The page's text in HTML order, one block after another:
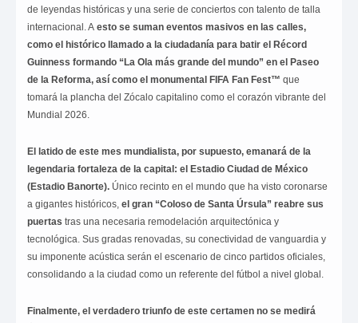
de leyendas históricas y una serie de conciertos con talento de talla
internacional. A esto se suman eventos masivos en las calles,
como el histórico llamado a la ciudadanía para batir el Récord
Guinness formando “La Ola más grande del mundo” en el Paseo
de la Reforma, así como el monumental FIFA Fan Fest™ que
tomará la plancha del Zócalo capitalino como el corazón vibrante del
Mundial 2026.
El latido de este mes mundialista, por supuesto, emanará de la
legendaria fortaleza de la capital: el Estadio Ciudad de México
(Estadio Banorte). Único recinto en el mundo que ha visto coronarse
a gigantes históricos, el gran “Coloso de Santa Úrsula” reabre sus
puertas tras una necesaria remodelación arquitectónica y
tecnológica. Sus gradas renovadas, su conectividad de vanguardia y
su imponente acústica serán el escenario de cinco partidos oficiales,
consolidando a la ciudad como un referente del fútbol a nivel global.
Finalmente, el verdadero triunfo de este certamen no se medirá